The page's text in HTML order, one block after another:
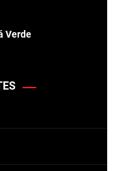
Verde